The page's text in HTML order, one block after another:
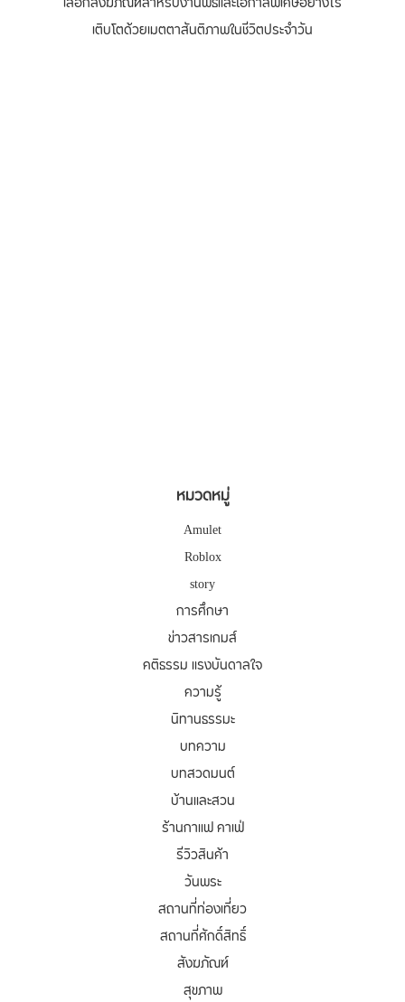
เติบโตด้วยเมตตาสันติภาพในชีวิตประจำวัน
หมวดหมู่
Amulet
Roblox
story
การศึกษา
ข่าวสารเกมส์
คติธรรม แรงบันดาลใจ
ความรู้
นิทานธรรมะ
บทความ
บทสวดมนต์
บ้านและสวน
ร้านกาแฟ คาเฟ่
รีวิวสินค้า
วันพระ
สถานที่ท่องเที่ยว
สถานที่ศักดิ์สิทธิ์
สังฆภัณฑ์
สุขภาพ